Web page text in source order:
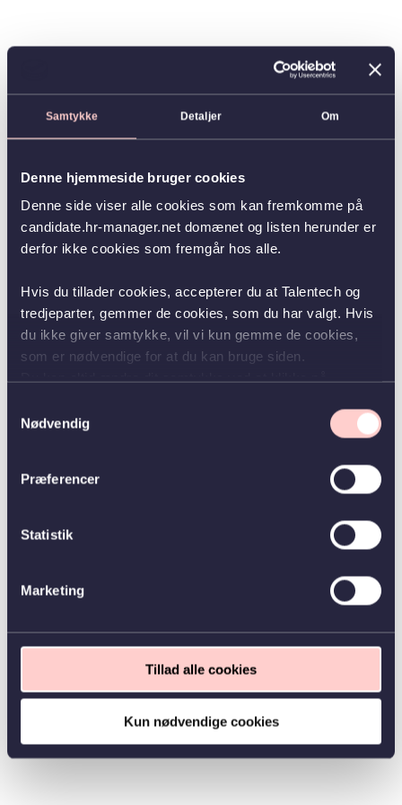
Samtykke Detaljer Om
Denne hjemmeside bruger cookies
Denne side viser alle cookies som kan fremkomme på
candidate.hr-manager.net domænet og listen herunder er
derfor ikke cookies som fremgår hos alle.
Hvis du tillader cookies, accepterer du at Talentech og
tredjeparter, gemmer de cookies, som du har valgt. Hvis
du ikke giver samtykke, vil vi kun gemme de cookies,
som er nødvendige for at du kan bruge siden.
Nødvendig
Præferencer
Statistik
Marketing
Tillad alle cookies
Kun nødvendige cookies